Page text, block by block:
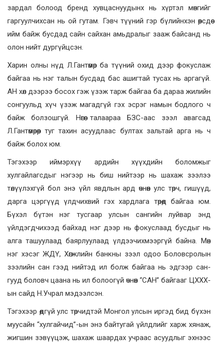
зардал болоод бренд хувцаснуудынх нь хүртэл мөнгийг
гаргуулчихсан нь ой гутам. Гэвч түүний гэр бүлийнхэн өөрсдөө
ийм байж бусдад сайн сайхан амьдралыг зааж байсанд нь
олон нийт дургүйцсэн.
Харин олны нүд Л.Гантөмөр ба түүний охид дээр фокуслаж
байгаа нь нэг талын бусдад бас ашигтай тусах нь аргагүй.
АН хөл дээрээ босох гэж үзэж тарж байгаа ба дараа жилийн
сонгуульд хүч үзэж магадгүй гэх эсрэг намын бодлого ч
байж болзошгүй. Нөгөө талаараа БЗС-аас зээл авагсад
Л.Гантөмөрөөр туг тахин асуудлаас бултах зальтай арга нь ч
байж болох юм.
Тэгэхээр иймэрхүү ардийн хүүхдийн боломжыг
хулгайлагсдыг нэгээр нь биш нийтээр нь шахаж зээлээ
төлүүлэхгүй бол энэ үйл явдлын ард өчнөөн улс төрч, гишүүд,
дарга цэргүүд үлдчихвий гэх хардлага төрөөд байгаа юм.
Бүхэл бүтэн нэг тусгаар улсын сангийн луйвар энд
үйлдэгдчихээд байхад нэг дээр нь фокуслаад бусдыг нь
алга ташуулаад баярлуулаад үлдээчихмээргүй байна. Мөн
нэг хэсэг ЖДҮ, Хөгжлийн банкны зээл одоо Боловсролын
зээлийн сан гээд нийтэд ил болж байгаа нь эдгээр сан-
гууд боловч цаана нь ил болоогүй өчнөөн “САН” байгааг ЦХХХ-
ын сайд Н.Учрал мэдээлсэн.
Тэгэхээр өөдгүй улс төрчидтэй Монгол улсын иргэд бид бүхэн
муусайн “хулгайчид”-ын энэ байтугай үйлдлийг харж хянаж,
жигшин зэвүүцэж, шахаж шаардах учраас асуудлыг эхнээс